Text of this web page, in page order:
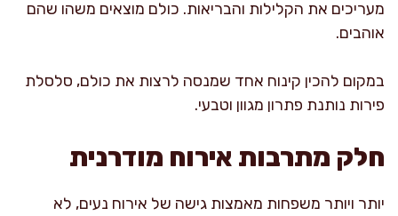
מעריכים את הקלילות והבריאות. כולם מוצאים משהו שהם
אוהבים.
במקום להכין קינוח אחד שמנסה לרצות את כולם, סלסלת
פירות נותנת פתרון מגוון וטבעי.
חלק מתרבות אירוח מודרנית
יותר ויותר משפחות מאמצות גישה של אירוח נעים, לא